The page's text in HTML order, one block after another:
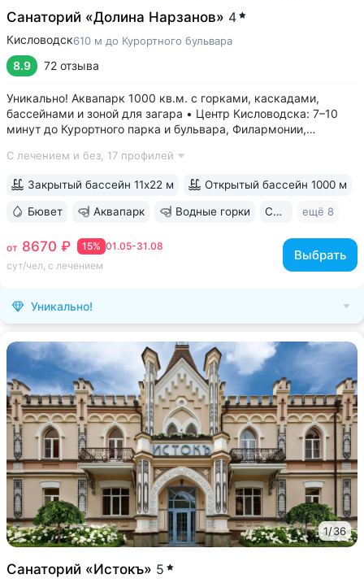
Санаторий «Долина Нарзанов» 4
Кисловодск610 м до Курортного бульвара
8.9 72 отзыва
Уникально! Аквапарк 1000 кв.м. с горками, каскадами,
бассейнами и зоной для загара • Центр Кисловодска: 7–10
минут до Курортного парка и бульвара, Филармонии,
курортов: «Ессентуки-4» и «Славяновская» (Железноводск).
С лечением и без, 17 профилей
01.05-31.08
15%
от 8670 ₽
сут/чел, с лечением
Выбрать
Закрытый бассейн 11х22 м Открытый бассейн 1000 м
Бювет Аквапарк Водные горки Свой парк ещё 8
Уникально!
1/36
Санаторий «Истокъ» 5